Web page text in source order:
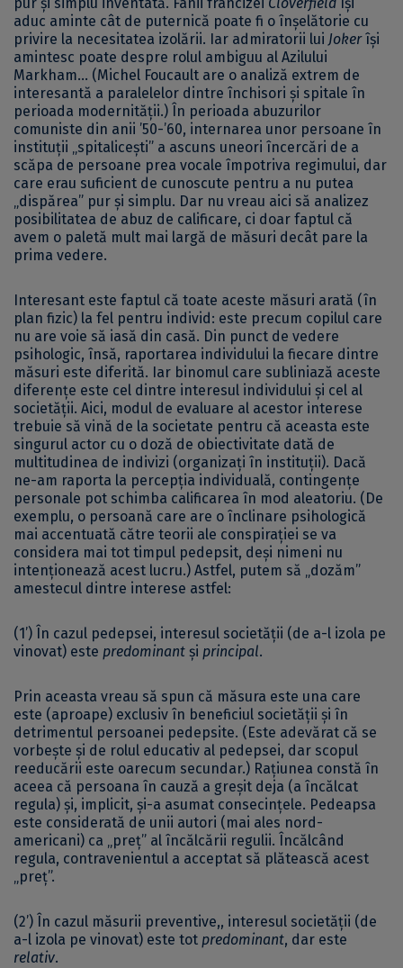
aduc aminte cât de puternică poate fi o înșelătorie cu
privire la necesitatea izolării. Iar admiratorii lui Jokerîși
amintesc poate despre rolul ambiguu al Azilului
Markham… (Michel Foucault are o analiză extrem de
interesantă a paralelelor dintre închisori și spitale în
perioada modernității.) În perioada abuzurilor
comuniste din anii ’50-’60, internarea unor persoane în
instituții „spitalicești” a ascuns uneori încercări de a
scăpa de persoane prea vocale împotriva regimului, dar
care erau suficient de cunoscute pentru a nu putea
„dispărea” pur și simplu. Dar nu vreau aici să analizez
posibilitatea de abuz de calificare, ci doar faptul că
avem o paletă mult mai largă de măsuri decât pare la
prima vedere.
Interesant este faptul că toate aceste măsuri arată (în
plan fizic) la fel pentru individ: este precum copilul care
nu are voie să iasă din casă. Din punct de vedere
psihologic, însă, raportarea individului la fiecare dintre
măsuri este diferită. Iar binomul care subliniază aceste
diferențe este cel dintre interesul individului și cel al
societății. Aici, modul de evaluare al acestor interese
trebuie să vină de la societate pentru că aceasta este
singurul actor cu o doză de obiectivitate dată de
multitudinea de indivizi (organizați în instituții). Dacă
ne-am raporta la percepția individuală, contingențe
personale pot schimba calificarea în mod aleatoriu. (De
exemplu, o persoană care are o înclinare psihologică
mai accentuată către teorii ale conspirației se va
considera mai tot timpul pedepsit, deși nimeni nu
intenționează acest lucru.) Astfel, putem să „dozăm”
amestecul dintre interese astfel:
(1’) În cazul pedepsei, interesul societății (de a-l izola pe
vinovat) este predominant și principal.
Prin aceasta vreau să spun că măsura este una care
este (aproape) exclusiv în beneficiul societății și în
detrimentul persoanei pedepsite. (Este adevărat că se
vorbește și de rolul educativ al pedepsei, dar scopul
reeducării este oarecum secundar.) Rațiunea constă în
aceea că persoana în cauză a greșit deja (a încălcat
regula) și, implicit, și-a asumat consecințele. Pedeapsa
este considerată de unii autori (mai ales nord-
americani) ca „preț” al încălcării regulii. Încălcând
regula, contravenientul a acceptat să plătească acest
„preț”.
(2’) În cazul măsurii preventive,, interesul societății (de
a-l izola pe vinovat) este tot predominant, dar este
relativ.